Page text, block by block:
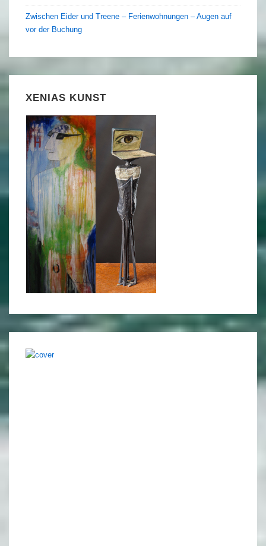
Zwischen Eider und Treene – Ferienwohnungen – Augen auf
vor der Buchung
XENIAS KUNST